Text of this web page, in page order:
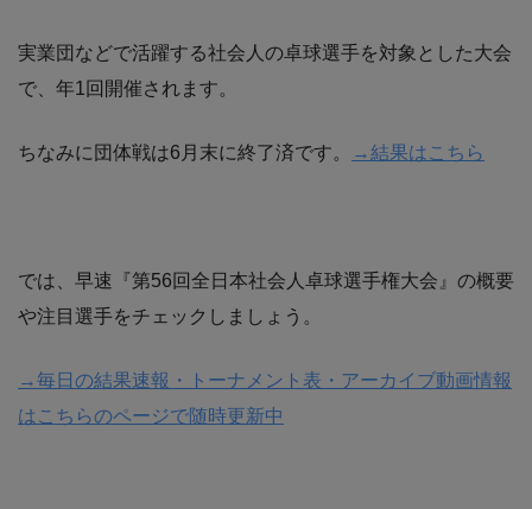
実業団などで活躍する社会人の卓球選手を対象とした大会
で、年1回開催されます。
ちなみに団体戦は6月末に終了済です。 →結果はこちら
では、早速『第56回全日本社会人卓球選手権大会』の概要
や注目選手をチェックしましょう。
→毎日の結果速報・トーナメント表・アーカイブ動画情報
はこちらのページで随時更新中